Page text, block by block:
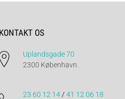
KONTAKT OS
Uplandsgade 70
2300 København
23 60 12 14/ 41 12 06 18